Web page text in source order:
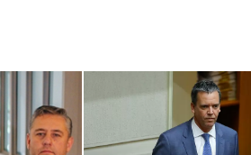
Nación